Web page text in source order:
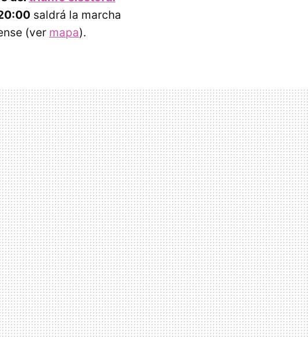
saldrá la marcha
(ver mapa).